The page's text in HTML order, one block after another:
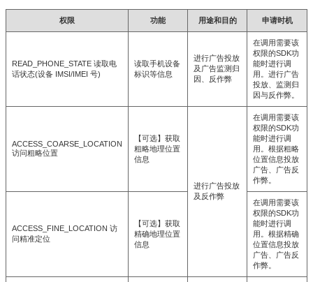
权限 功能 用途和目的 申请时机
READ_PHONE_STATE 读取电
话状态(设备 IMSI/IMEI 号)
读取手机设备
标识等信息
进行广告投放
及广告监测归
因、反作弊
在调用需要该
权限的SDK功
能时进行调
用。进行广告
投放、监测归
因与反作弊。
ACCESS_COARSE_LOCATION
访问粗略位置
【可选】获取
粗略地理位置
信息
进行广告投放
及反作弊
在调用需要该
权限的SDK功
能时进行调
用。根据粗略
位置信息投放
广告、广告反
作弊。
ACCESS_FINE_LOCATION 访
问精准定位
【可选】获取
精确地理位置
信息
在调用需要该
权限的SDK功
能时进行调
用。根据精确
位置信息投放
广告、广告反
作弊。